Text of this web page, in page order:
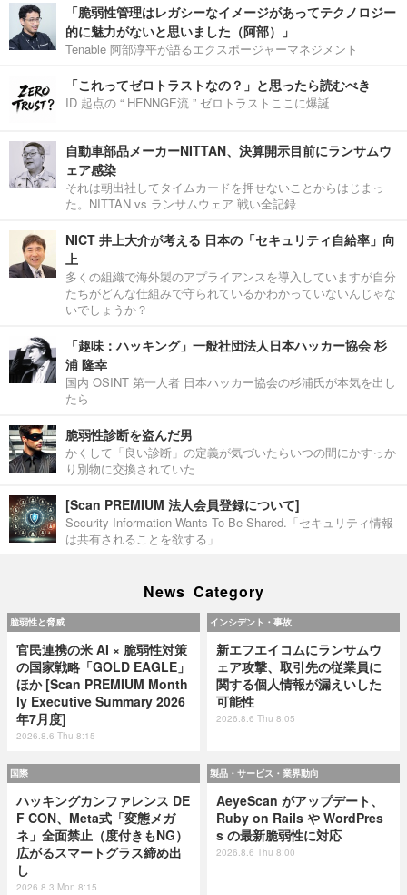
「脆弱性管理はレガシーなイメージがあってテクノロジー
的に魅力がないと思いました（阿部）」
Tenable 阿部淳平が語るエクスポージャーマネジメント
「これってゼロトラストなの？」と思ったら読むべき
ID 起点の “ HENNGE流 ” ゼロトラストここに爆誕
自動車部品メーカーNITTAN、決算開示目前にランサムウ
ェア感染
それは朝出社してタイムカードを押せないことからはじまっ
た。NITTAN vs ランサムウェア 戦い全記録
NICT 井上大介が考える 日本の「セキュリティ自給率」向
上
多くの組織で海外製のアプライアンスを導入していますが自分
たちがどんな仕組みで守られているかわかっていないんじゃな
いでしょうか？
「趣味：ハッキング」一般社団法人日本ハッカー協会 杉
浦 隆幸
国内 OSINT 第一人者 日本ハッカー協会の杉浦氏が本気を出し
たら
脆弱性診断を盗んだ男
かくして「良い診断」の定義が気づいたらいつの間にかすっか
り別物に交換されていた
[Scan PREMIUM 法人会員登録について]
Security Information Wants To Be Shared.「セキュリティ情報
は共有されることを欲する」
News Category
脆弱性と脅威
官民連携の米 AI × 脆弱性対策
の国家戦略「GOLD EAGLE」
ほか [Scan PREMIUM Month
ly Executive Summary 2026
年7月度]
2026.8.6 Thu 8:15
インシデント・事故
新エフエイコムにランサムウ
ェア攻撃、取引先の従業員に
関する個人情報が漏えいした
可能性
2026.8.6 Thu 8:05
国際
ハッキングカンファレンス DE
F CON、Meta式「変態メガ
ネ」全面禁止（度付きもNG）
広がるスマートグラス締め出
し
2026.8.3 Mon 8:15
製品・サービス・業界動向
AeyeScan がアップデート、
Ruby on Rails や WordPres
s の最新脆弱性に対応
2026.8.6 Thu 8:00